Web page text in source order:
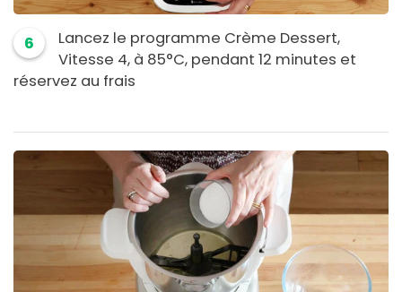
6
Lancez le programme Crème Dessert,
Vitesse 4, à 85°C, pendant 12 minutes et
réservez au frais